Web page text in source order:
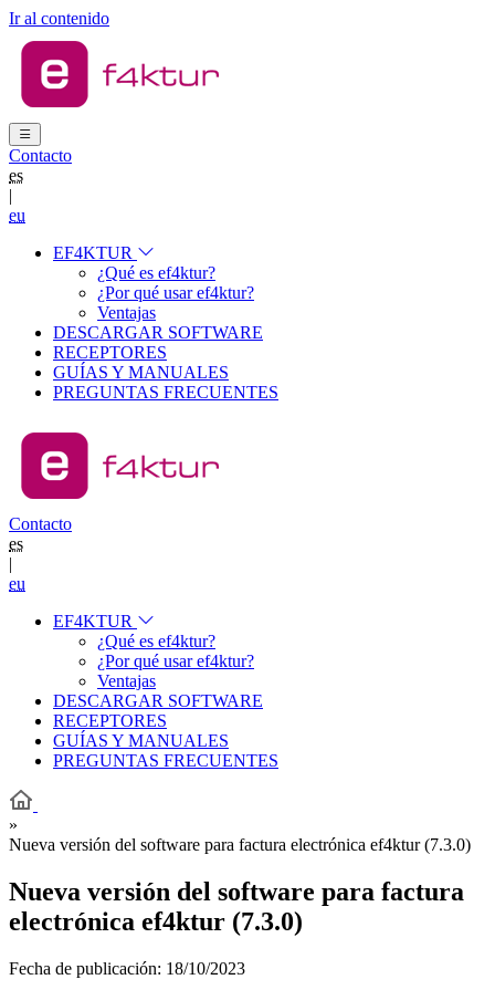
Ir al contenido
Contacto
es
|
eu
EF4KTUR
¿Qué es ef4ktur?
¿Por qué usar ef4ktur?
Ventajas
DESCARGAR SOFTWARE
RECEPTORES
GUÍAS Y MANUALES
PREGUNTAS FRECUENTES
Contacto
es
|
eu
EF4KTUR
¿Qué es ef4ktur?
¿Por qué usar ef4ktur?
Ventajas
DESCARGAR SOFTWARE
RECEPTORES
GUÍAS Y MANUALES
PREGUNTAS FRECUENTES
»
Nueva versión del software para factura electrónica ef4ktur (7.3.0)
Nueva versión del software para factura
electrónica ef4ktur (7.3.0)
Fecha de publicación: 18/10/2023